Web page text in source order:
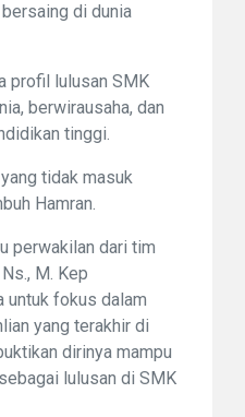
di dunia
profil lulusan SMK
berwirausaha, dan
tinggi.
tidak masuk
Hamran.
perwakilan dari tim
M. Kep
untuk fokus dalam
yang terakhir di
dirinya mampu
lulusan di SMK